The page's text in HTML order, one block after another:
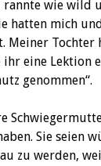
rannte wie wild
hatten mich
Meiner
eine Lektion
genommen“.
Sie seien
zu werden,